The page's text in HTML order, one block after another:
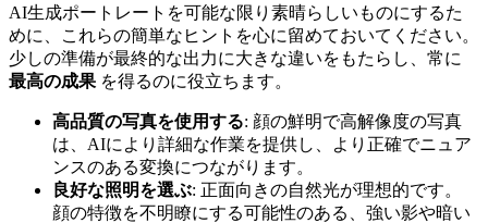
AI生成ポートレートを可能な限り素晴らしいものにするた
めに、これらの簡単なヒントを心に留めておいてください。
少しの準備が最終的な出力に大きな違いをもたらし、常に
最高の成果 を得るのに役立ちます。
高品質の写真を使用する: 顔の鮮明で高解像度の写真
は、AIにより詳細な作業を提供し、より正確でニュア
ンスのある変換につながります。
良好な照明を選ぶ: 正面向きの自然光が理想的です。
顔の特徴を不明瞭にする可能性のある、強い影や暗い